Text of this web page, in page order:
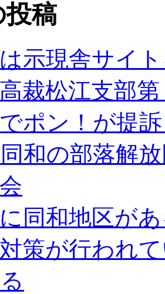
投稿
示現舎サイ
裁松江支部
ポン！が提
和の部落解
同和地区が
策が行われ